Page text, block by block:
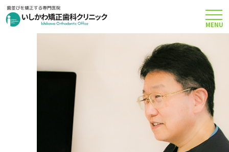
矯正治療について
当院のこだわり
MENU